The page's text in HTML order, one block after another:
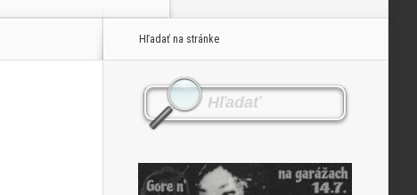
Hľadať na stránke